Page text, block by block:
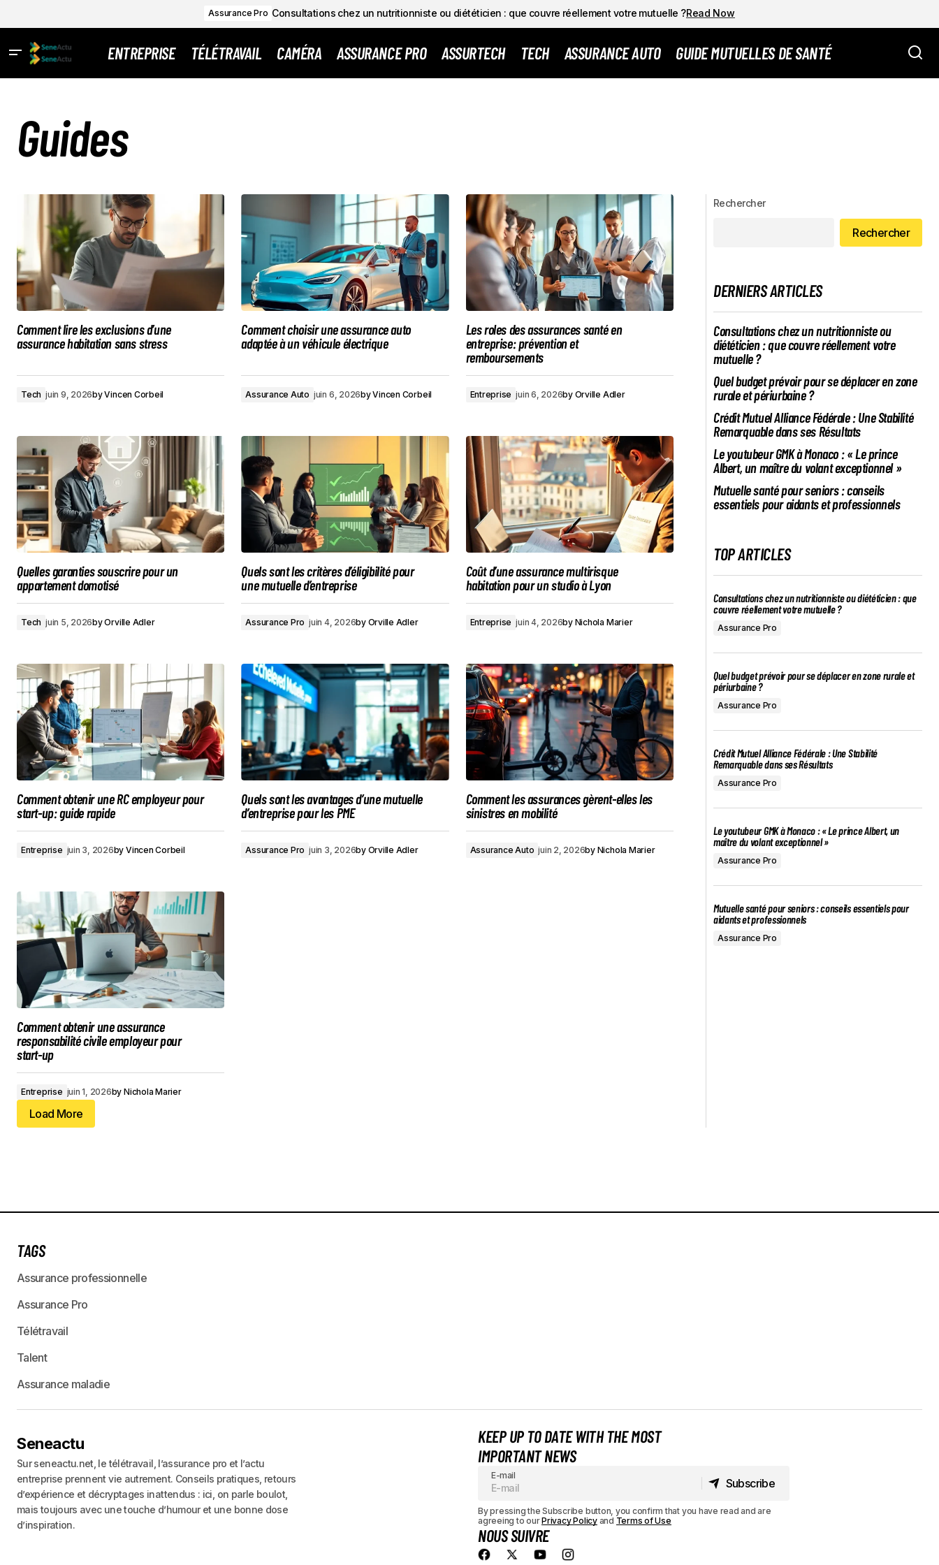
Assurance Pro Consultations chez un nutritionniste ou diététicien : que couvre réellement votre mutuelle ?Read Now
ENTREPRISE TÉLÉTRAVAIL CAMÉRA ASSURANCE PRO ASSURTECH TECH ASSURANCE AUTO GUIDE MUTUELLES DE SANTÉ
Guides
Comment lire les exclusions d’une
assurance habitation sans stress
Tech juin 9, 2026byVincen Corbeil
Comment choisir une assurance auto
adaptée à un véhicule électrique
Assurance Auto juin 6, 2026byVincen Corbeil
Les roles des assurances santé en
entreprise: prévention et
remboursements
Entreprise juin 6, 2026by Orville Adler
Quelles garanties souscrire pour un
appartement domotisé
Tech juin 5, 2026byOrville Adler
Quels sont les critères d’éligibilité pour
une mutuelle d’entreprise
Assurance Pro juin 4, 2026by Orville Adler
Coût d’une assurance multirisque
habitation pour un studio à Lyon
Entreprise juin 4, 2026by Nichola Marier
Comment obtenir une RC employeur pour
start-up: guide rapide
Entreprise juin 3, 2026by Vincen Corbeil
Quels sont les avantages d’une mutuelle
d’entreprise pour les PME
Assurance Pro juin 3, 2026by Orville Adler
Comment les assurances gèrent-elles les
sinistres en mobilité
Assurance Auto juin 2, 2026by Nichola Marier
Comment obtenir une assurance
responsabilité civile employeur pour
start-up
Entreprise juin 1, 2026by Nichola Marier
Load More
Rechercher
Rechercher
DERNIERS ARTICLES
Consultations chez un nutritionniste ou
diététicien : que couvre réellement votre
mutuelle ?
Quel budget prévoir pour se déplacer en zone
rurale et périurbaine ?
Crédit Mutuel Alliance Fédérale : Une Stabilité
Remarquable dans ses Résultats
Le youtubeur GMK à Monaco : « Le prince
Albert, un maître du volant exceptionnel »
Mutuelle santé pour seniors : conseils
essentiels pour aidants et professionnels
TOP ARTICLES
Consultations chez un nutritionniste ou diététicien : que
couvre réellement votre mutuelle ?
Assurance Pro
Quel budget prévoir pour se déplacer en zone rurale et
périurbaine ?
Assurance Pro
Crédit Mutuel Alliance Fédérale : Une Stabilité
Remarquable dans ses Résultats
Assurance Pro
Le youtubeur GMK à Monaco : « Le prince Albert, un
maître du volant exceptionnel »
Assurance Pro
Mutuelle santé pour seniors : conseils essentiels pour
aidants et professionnels
Assurance Pro
Seneactu
Sur seneactu.net, le télétravail, l’assurance pro et l’actu
entreprise prennent vie autrement. Conseils pratiques, retours
d’expérience et décryptages inattendus : ici, on parle boulot,
mais toujours avec une touche d’humour et une bonne dose
d’inspiration.
TAGS
Assurance professionnelle
Assurance Pro
Télétravail
Talent
Assurance maladie
KEEP UP TO DATE WITH THE MOST
IMPORTANT NEWS
E-mail
Subscribe
By pressing the Subscribe button, you confirm that you have read and are
agreeing to ourPrivacy Policyand Terms of Use
NOUS SUIVRE